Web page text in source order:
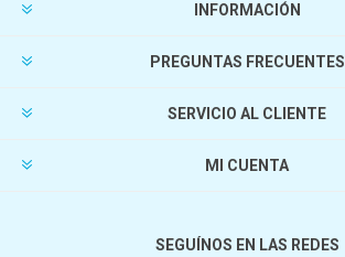
INFORMACIÓN
PREGUNTAS FRECUENTES
SERVICIO AL CLIENTE
MI CUENTA
SEGUÍNOS EN LAS REDES